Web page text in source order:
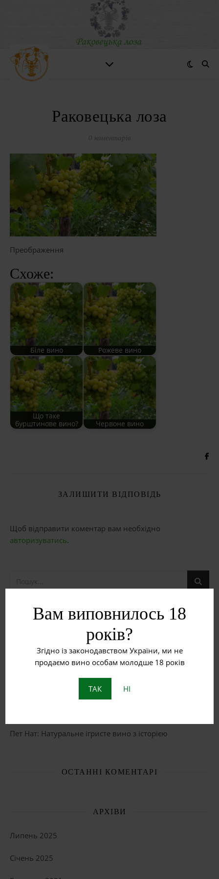
Вам виповнилось 18
років?
Згідно із законодавством України, ми не
продаємо вино особам молодше 18 років
ТАК НІ
Раковецька лоза
0 коментарів
Преображення
Схоже:
Біле вино Рожеве вино
Що таке
бурштинове вино?
Червоне вино
ЗАЛИШИТИ ВІДПОВІДЬ
Щоб відправити коментар вам необхідно
авторизуватись.
НЕДАВНІ ЗАПИСИ
Червоне вино
Пет Нат: Натуральне ігристе вино з історією
ОСТАННІ КОМЕНТАРІ
АРХІВИ
Липень 2025
Січень 2025